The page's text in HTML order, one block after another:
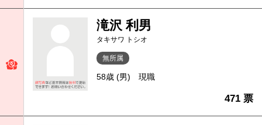
滝沢 利男
タキサワ トシオ
無所属
58歳 (男) 現職
471 票